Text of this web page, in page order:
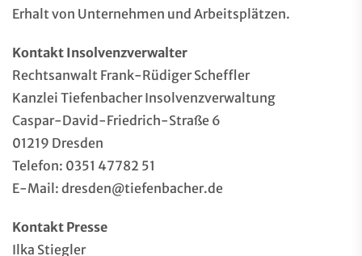
Erhalt von Unternehmen und Arbeitsplätzen.
Kontakt Insolvenzverwalter
Rechtsanwalt Frank-Rüdiger Scheffler
Kanzlei Tiefenbacher Insolvenzverwaltung
Caspar-David-Friedrich-Straße 6
01219 Dresden
Telefon: 0351 47782 51
E-Mail: dresden@tiefenbacher.de
Kontakt Presse
Ilka Stiegler